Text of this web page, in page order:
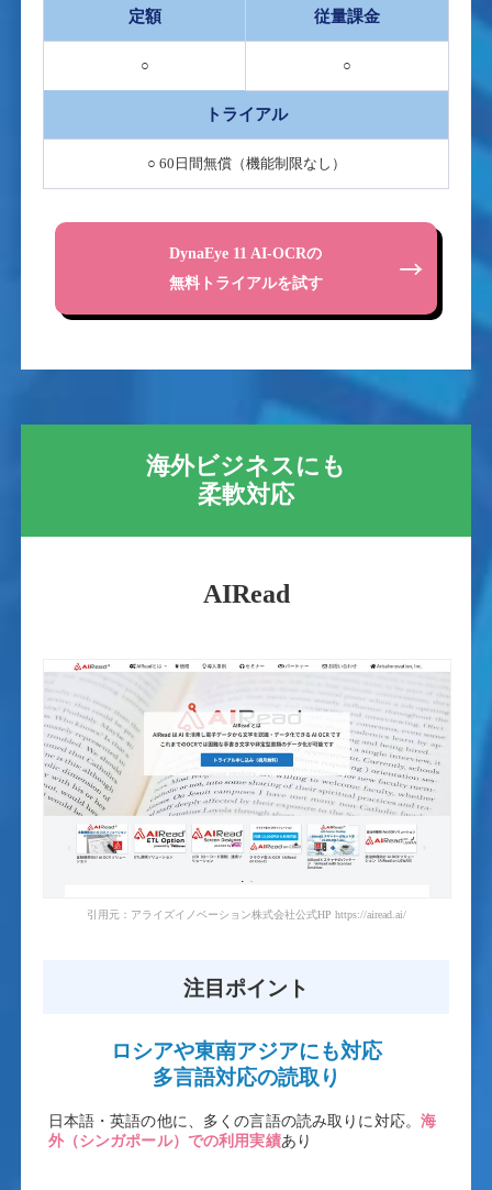
定額 従量課金
○ ○
トライアル
○ 60日間無償（機能制限なし）
DynaEye 11 AI-OCRの
無料トライアルを試す
海外ビジネスにも
柔軟対応
AIRead
引用元：アライズイノベーション株式会社公式HP https://airead.ai/
注目ポイント
ロシアや東南アジアにも対応
多言語対応の読取り
日本語・英語の他に、多くの言語の読み取りに対応。 海
外（シンガポール）での利用実績あり